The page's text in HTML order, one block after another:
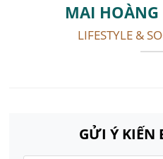
MAI
LIFESTYLE &
GỬI Ý KIẾN